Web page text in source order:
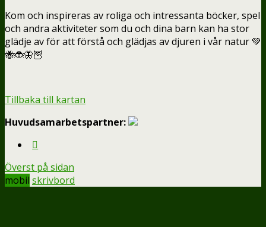
Kom och inspireras av roliga och intressanta böcker, spel
och andra aktiviteter som du och dina barn kan ha stor
glädje av för att förstå och glädjas av djuren i vår natur 💚
🐝🐞🦋🦉
Tillbaka till kartan
Huvudsamarbetspartner:
Överst på sidan
mobil skrivbord